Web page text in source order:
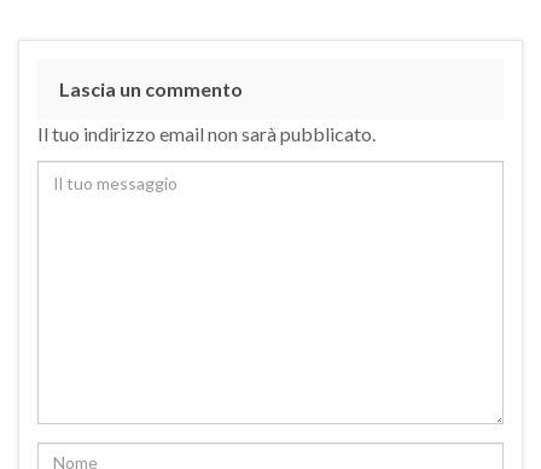
Lascia un commento
Il tuo indirizzo email non sarà pubblicato.